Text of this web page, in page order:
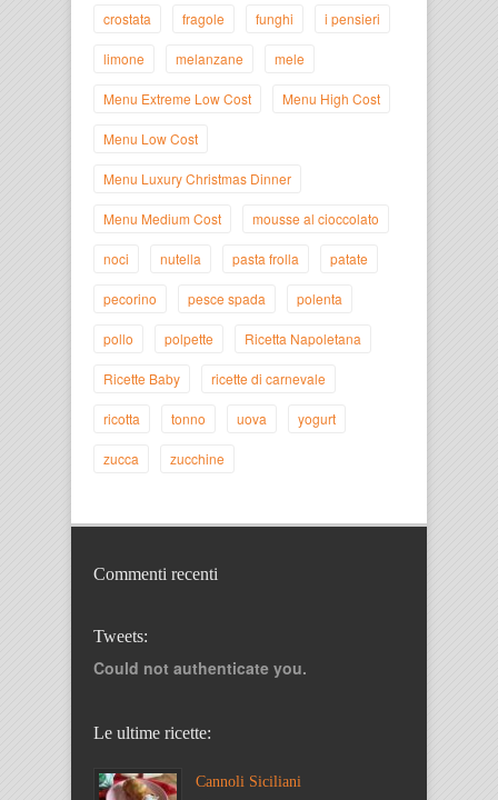
crostata fragole funghi i pensieri
limone melanzane mele
Menu Extreme Low Cost Menu High Cost
Menu Low Cost
Menu Luxury Christmas Dinner
Menu Medium Cost mousse al cioccolato
noci nutella pasta frolla patate
pecorino pesce spada polenta
pollo polpette Ricetta Napoletana
Ricette Baby ricette di carnevale
ricotta tonno uova yogurt
zucca zucchine
Commenti recenti
Tweets:
Could not authenticate you.
Le ultime ricette:
Cannoli Siciliani